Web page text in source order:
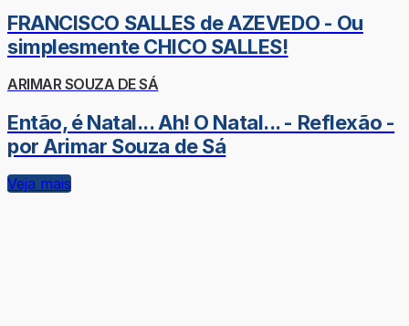
FRANCISCO SALLES de AZEVEDO - Ou
simplesmente CHICO SALLES!
ARIMAR SOUZA DE SÁ
Então, é Natal... Ah! O Natal... - Reflexão -
por Arimar Souza de Sá
Veja mais